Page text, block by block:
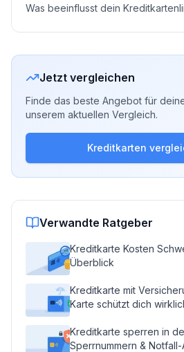
Was beeinflusst dein
Jetzt vergleichen
Finde das beste Angebot für
unserem aktuellen Vergleich.
Kreditkarten
Verwandte Ratgeber
Kreditkarte Kosten
Überblick
Kreditkarte mit
Karte schützt dich
Kreditkarte sperren in
Sperrnummern &